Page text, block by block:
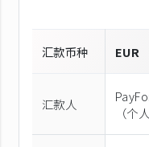
汇款币种 EUR
汇款人
（个